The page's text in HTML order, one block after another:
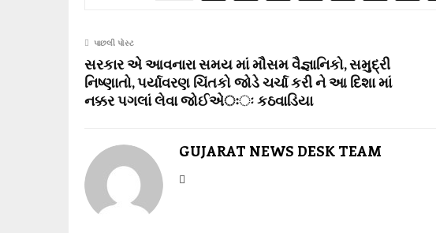
પાછલી પોસ્ટ
સરકાર એ આવનારા સમય માં મૌસમ વૈજ્ઞાનિકો, સમુદ્રી
નિષ્ણાતો, પર્યાવરણ ચિંતકો જોડે ચર્ચા કરી ને આ દિશા માં
નક્કર પગલાં લેવા જોઈએःઃ કઠવાડિયા
GUJARAT NEWS DESK TEAM